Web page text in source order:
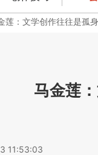
莲：文学创作往往是孤
马金莲
11:53:03